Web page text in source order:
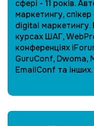
сфері - 11 років.
маркетингу,
digital маркетингу.
курсах ШАГ,
конференціях
GuruConf, Dwoma,
EmailConf та